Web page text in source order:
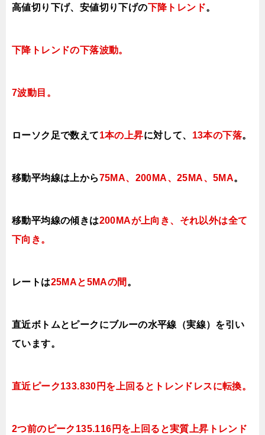
高値切り下げ、安値切り下げの下降トレンド。
下降トレンドの下落波動。
7波動目。
ローソク足で数えて1本の上昇に対して、 13本の下落。
移動平均線は上から75MA、200MA、25MA、5MA。
移動平均線の傾きは200MAが上向き、それ以外は全て
下向き。
レートは25MAと5MAの間 。
直近ボトムとピークにブルーの水平線（実線）を引い
ています。
直近ピーク133.830円を上回ると トレンドレスに転換。
2つ前のピーク135.116円を上回ると実質上昇トレンド